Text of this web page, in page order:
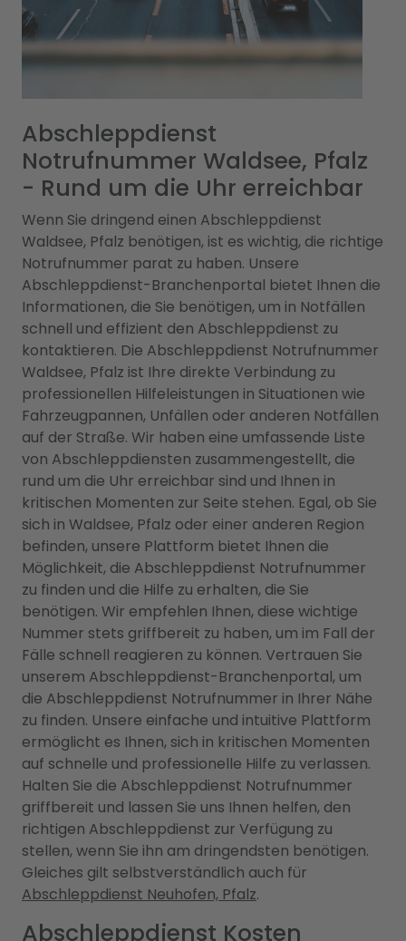
Abschleppdienst
Notrufnummer Waldsee, Pfalz
- Rund um die Uhr erreichbar
Wenn Sie dringend einen Abschleppdienst
Waldsee, Pfalz benötigen, ist es wichtig, die richtige
Notrufnummer parat zu haben. Unsere
Abschleppdienst-Branchenportal bietet Ihnen die
Informationen, die Sie benötigen, um in Notfällen
schnell und effizient den Abschleppdienst zu
kontaktieren. Die Abschleppdienst Notrufnummer
Waldsee, Pfalz ist Ihre direkte Verbindung zu
professionellen Hilfeleistungen in Situationen wie
Fahrzeugpannen, Unfällen oder anderen Notfällen
auf der Straße. Wir haben eine umfassende Liste
von Abschleppdiensten zusammengestellt, die
rund um die Uhr erreichbar sind und Ihnen in
kritischen Momenten zur Seite stehen. Egal, ob Sie
sich in Waldsee, Pfalz oder einer anderen Region
befinden, unsere Plattform bietet Ihnen die
Möglichkeit, die Abschleppdienst Notrufnummer
zu finden und die Hilfe zu erhalten, die Sie
benötigen. Wir empfehlen Ihnen, diese wichtige
Nummer stets griffbereit zu haben, um im Fall der
Fälle schnell reagieren zu können. Vertrauen Sie
unserem Abschleppdienst-Branchenportal, um
die Abschleppdienst Notrufnummer in Ihrer Nähe
zu finden. Unsere einfache und intuitive Plattform
ermöglicht es Ihnen, sich in kritischen Momenten
auf schnelle und professionelle Hilfe zu verlassen.
Halten Sie die Abschleppdienst Notrufnummer
griffbereit und lassen Sie uns Ihnen helfen, den
richtigen Abschleppdienst zur Verfügung zu
stellen, wenn Sie ihn am dringendsten benötigen.
Gleiches gilt selbstverständlich auch für
Abschleppdienst Neuhofen, Pfalz.
Abschleppdienst Kosten